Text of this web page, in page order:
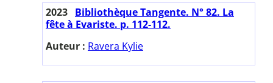
2023 Bibliothèque Tangente. N° 82. La
fête à Evariste. p. 112-112.
Auteur : Ravera Kylie